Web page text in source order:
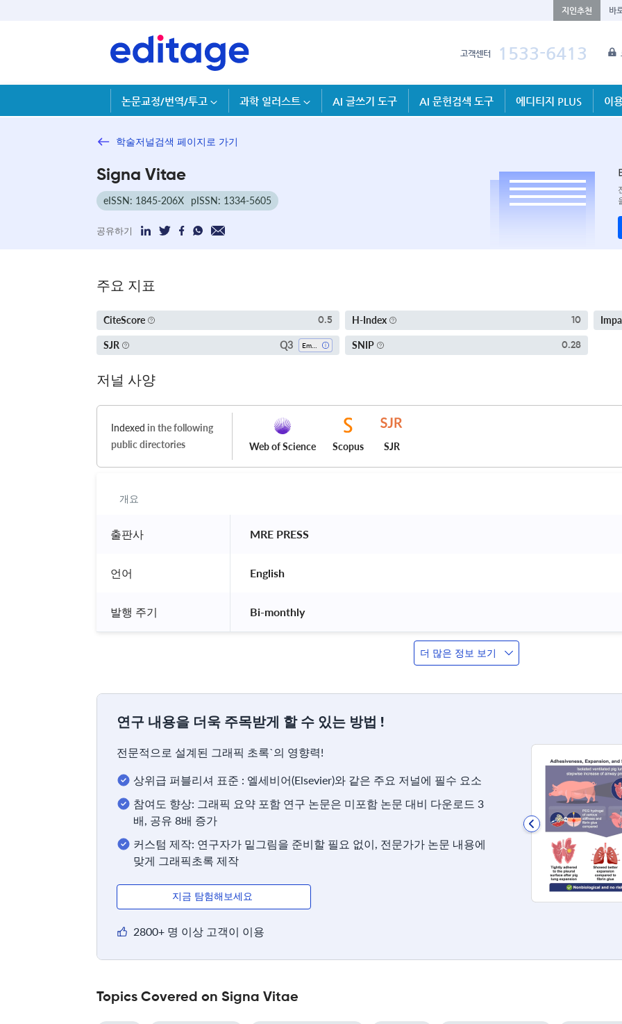
지인추천 바
고객센터 1533-6413
논문교정/번역/투고 과학 일러스트 AI 글쓰기 도구 AI 문헌검색 도구 에디티지 PLUS 이
학술저널검색 페이지로 가기
Signa Vitae
eISSN: 1845-206X pISSN: 1334-5605
공유하기
주요 지표
CiteScore 0.5 H-Index 10
SJR Q3 SNIP 0.28
저널 사양
Indexed in the following
public directories
Web of Science Scopus SJR
개요
출판사 MRE PRESS
언어 English
발행 주기 Bi-monthly
더 많은 정보 보기
연구 내용을 더욱 주목받게 할 수 있는 방법 !
전문적으로 설계된 그래픽 초록`의 영향력!
상위급 퍼블리셔 표준 : 엘세비어(Elsevier)와 같은 주요 저널에 필수 요소
참여도 향상: 그래픽 요약 포함 연구 논문은 미포함 논문 대비 다운로드 3
배, 공유 8배 증가
커스텀 제작: 연구자가 밑그림을 준비할 필요 없이, 전문가가 논문 내용에
맞게 그래픽초록 제작
지금 탐험해보세요
2800+ 명 이상 고객이 이용
Topics Covered on Signa Vitae